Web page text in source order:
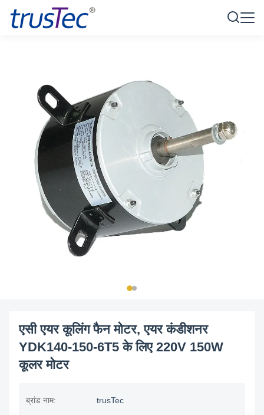
एसी एयर कूलिंग फैन मोटर, एयर कंडीशनर
YDK140-150-6T5 के लिए 220V 150W
कूलर मोटर
ब्रांड नाम: trusTec